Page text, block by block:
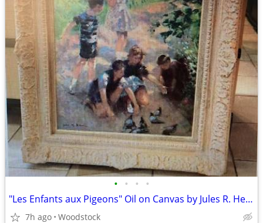
• • • •
"Les Enfants aux Pigeons" Oil on Canvas by Jules R. Hervé
7h ago Woodstock